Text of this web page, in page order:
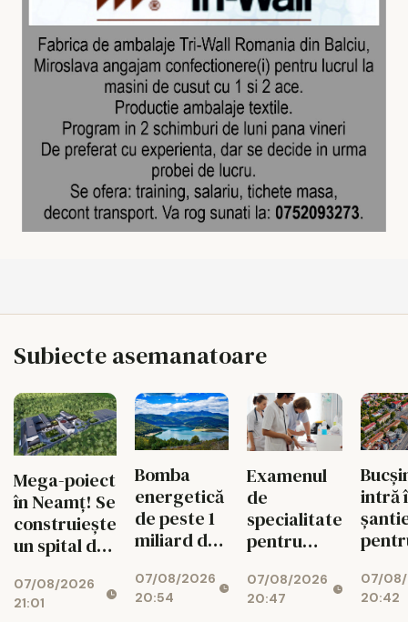
Subiecte asemanatoare
Mega-poiect
în Neamț! Se
construiește
un spital de
miliarde de
lei, cu 469
07/08/2026
21:01
Bomba
energetică
de peste 1
miliard de
Bicaz! Un
munte va
07/08/2026
20:54
Examenul
de
specialitate
pentru
schimbă
radical din
07/08/2026
20:47
intră
07/
20:42